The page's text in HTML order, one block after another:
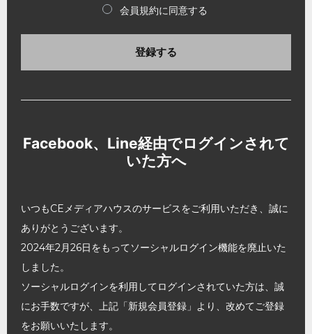
会員規約に同意する
登録する
Facebook、Line経由でログインされて
いた方へ
いつもCEメディアハウスのサービスをご利用いただき、誠に
ありがとうございます。
2024年2月26日をもってソーシャルログイン機能を廃止いた
しました。
ソーシャルログインを利用してログインされていた方は、誠
にお手数ですが、上記「新規会員登録」より、改めてご登録
をお願いいたします。